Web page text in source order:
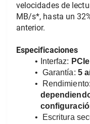
velocidades de
MB/s*, hasta un
anterior.
Especificaciones
Interfaz:
Garantía: 5
Rendimiento:
Escritura